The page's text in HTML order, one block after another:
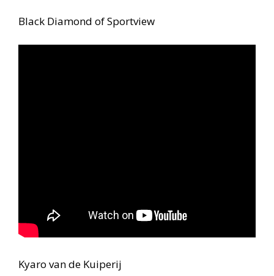
Black Diamond of Sportview
Kyaro van de Kuiperij